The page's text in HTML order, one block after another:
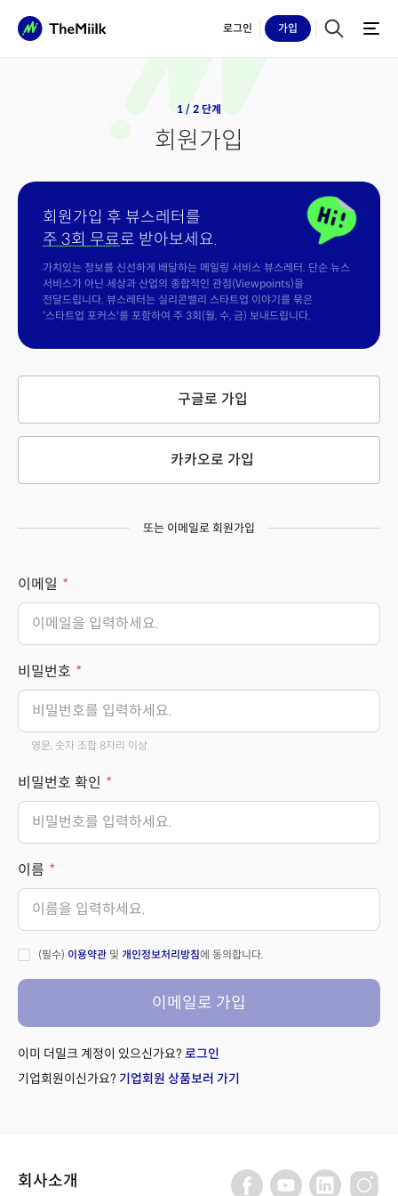
로그인 가입
1 / 2 단계
회원가입
회원가입 후 뷰스레터를
주 3회 무료로 받아보세요.
가치있는 정보를 신선하게 배달하는 메일링 서비스 뷰스레터. 단순 뉴스
서비스가 아닌 세상과 산업의 종합적인 관점(Viewpoints)을
전달드립니다. 뷰스레터는 실리콘밸리 스타트업 이야기를 묶은
'스타트업 포커스'를 포함하여 주 3회(월, 수, 금) 보내드립니다.
구글로 가입
카카오로 가입
또는 이메일로 회원가입
이메일
비밀번호
영문, 숫자 조합 8자리 이상
비밀번호 확인
이름
(필수) 이용약관 및 개인정보처리방침에 동의합니다.
이메일로 가입
이미 더밀크 계정이 있으신가요? 로그인
기업회원이신가요? 기업회원 상품보러 가기
회사소개